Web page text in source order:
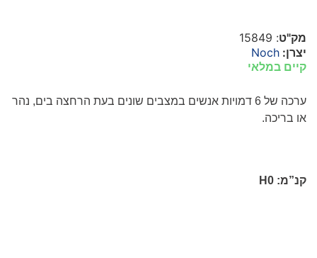
מק"ט: 15849
יצרן: Noch
קיים במלאי
ערכה של 6 דמויות אנשים במצבים שונים בעת הרחצה בים, נהר
או בריכה.
קנ”מ: H0